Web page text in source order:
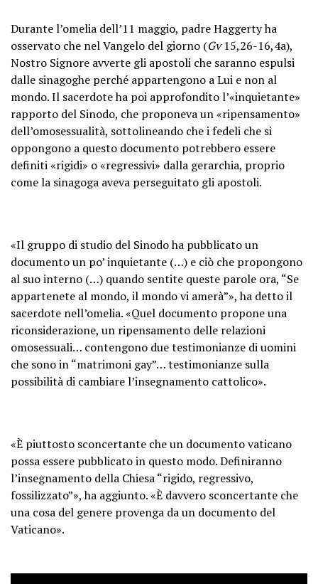
Durante l’omelia dell’11 maggio, padre Haggerty ha
osservato che nel Vangelo del giorno (Gv15,26-16,4a),
Nostro Signore avverte gli apostoli che saranno espulsi
dalle sinagoghe perché appartengono a Lui e non al
mondo. Il sacerdote ha poi approfondito l’«inquietante»
rapporto del Sinodo, che proponeva un «ripensamento»
dell’omosessualità, sottolineando che i fedeli che si
oppongono a questo documento potrebbero essere
definiti «rigidi» o «regressivi» dalla gerarchia, proprio
come la sinagoga aveva perseguitato gli apostoli.
«Il gruppo di studio del Sinodo ha pubblicato un
documento un po’ inquietante (…) e ciò che propongono
al suo interno (…) quando sentite queste parole ora, “Se
appartenete al mondo, il mondo vi amerà”», ha detto il
sacerdote nell’omelia. «Quel documento propone una
riconsiderazione, un ripensamento delle relazioni
omosessuali… contengono due testimonianze di uomini
che sono in “matrimoni gay”… testimonianze sulla
possibilità di cambiare l’insegnamento cattolico».
«È piuttosto sconcertante che un documento vaticano
possa essere pubblicato in questo modo. Definiranno
l’insegnamento della Chiesa “rigido, regressivo,
fossilizzato”», ha aggiunto. «È davvero sconcertante che
una cosa del genere provenga da un documento del
Vaticano».